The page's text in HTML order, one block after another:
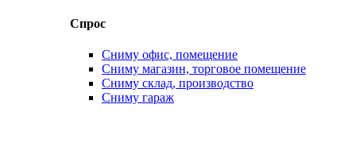
Спрос
Сниму офис, помещение
Сниму магазин, торговое помещение
Сниму склад, производство
Сниму гараж